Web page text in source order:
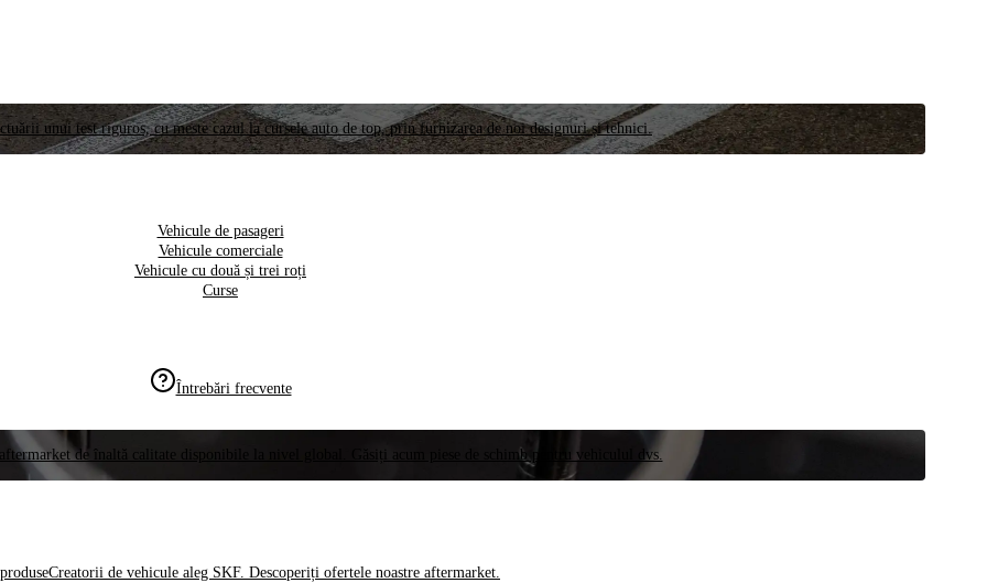
unui test riguros, cu meste cazul la cursele auto de top, prin furnizarea de noi designuri și tehnici.
Vehicule de pasageri
Vehicule comerciale
Vehicule cu două și trei roți
Curse
Întrebări frecvente
de înaltă calitate disponibile la nivel global. Găsiți acum piese de schimb pentru vehiculul dvs.
Creatorii de vehicule aleg SKF. Descoperiți ofertele noastre aftermarket.